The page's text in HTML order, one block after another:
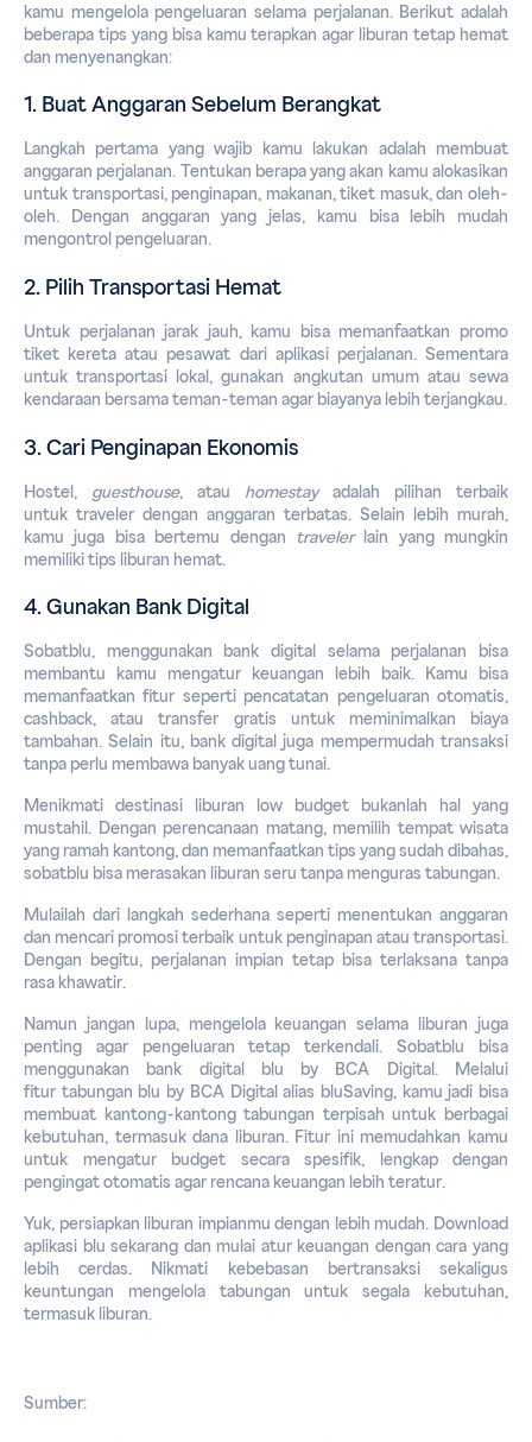
kamu mengelola pengeluaran selama perjalanan. Berikut adalah
beberapa tips yang bisa kamu terapkan agar liburan tetap hemat
dan menyenangkan:
1. Buat Anggaran Sebelum Berangkat
Langkah pertama yang wajib kamu lakukan adalah membuat
anggaran perjalanan. Tentukan berapa yang akan kamu alokasikan
untuk transportasi, penginapan, makanan, tiket masuk, dan oleh-
oleh. Dengan anggaran yang jelas, kamu bisa lebih mudah
mengontrol pengeluaran.
2. Pilih Transportasi Hemat
Untuk perjalanan jarak jauh, kamu bisa memanfaatkan promo
tiket kereta atau pesawat dari aplikasi perjalanan. Sementara
untuk transportasi lokal, gunakan angkutan umum atau sewa
kendaraan bersama teman-teman agar biayanya lebih terjangkau.
3. Cari Penginapan Ekonomis
Hostel, guesthouse, atau homestay adalah pilihan terbaik
untuk traveler dengan anggaran terbatas. Selain lebih murah,
kamu juga bisa bertemu dengan traveler lain yang mungkin
memiliki tips liburan hemat.
4. Gunakan Bank Digital
Sobatblu, menggunakan bank digital selama perjalanan bisa
membantu kamu mengatur keuangan lebih baik. Kamu bisa
cashback, atau transfer gratis untuk meminimalkan biaya
tambahan. Selain itu, bank digital juga mempermudah transaksi
tanpa perlu membawa banyak uang tunai.
Menikmati destinasi liburan low budget bukanlah hal yang
mustahil. Dengan perencanaan matang, memilih tempat wisata
yang ramah kantong, dan memanfaatkan tips yang sudah dibahas,
sobatblu bisa merasakan liburan seru tanpa menguras tabungan.
Mulailah dari langkah sederhana seperti menentukan anggaran
dan mencari promosi terbaik untuk penginapan atau transportasi.
Dengan begitu, perjalanan impian tetap bisa terlaksana tanpa
rasa khawatir.
Namun jangan lupa, mengelola keuangan selama liburan juga
penting agar pengeluaran tetap terkendali. Sobatblu bisa
menggunakan bank digital blu by BCA Digital. Melalui
fitur tabungan blu by BCA Digital alias bluSaving, kamu jadi bisa
membuat kantong-kantong tabungan terpisah untuk berbagai
kebutuhan, termasuk dana liburan. Fitur ini memudahkan kamu
untuk mengatur budget secara spesifik, lengkap dengan
pengingat otomatis agar rencana keuangan lebih teratur.
Yuk, persiapkan liburan impianmu dengan lebih mudah. Download
aplikasi blu sekarang dan mulai atur keuangan dengan cara yang
lebih cerdas. Nikmati kebebasan bertransaksi sekaligus
keuntungan mengelola tabungan untuk segala kebutuhan,
termasuk liburan.
Sumber: